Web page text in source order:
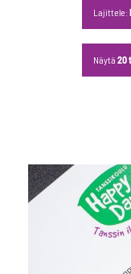
Lajittele:
Näytä 20